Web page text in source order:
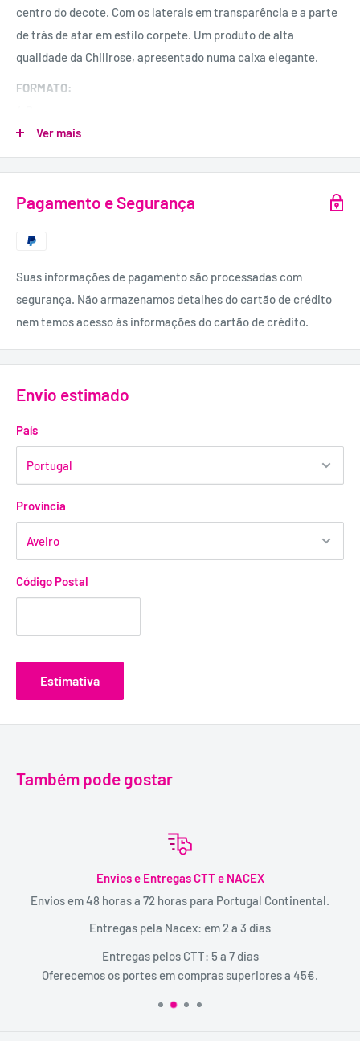
centro do decote. Com os laterais em transparência e a parte
de trás de atar em estilo corpete. Um produto de alta
qualidade da Chilirose, apresentado numa caixa elegante.
FORMATO:
Inclui:Corpete, Tanga, luvas e venda.
Ver mais
Pagamento e Segurança
Suas informações de pagamento são processadas com
segurança. Não armazenamos detalhes do cartão de crédito
nem temos acesso às informações do cartão de crédito.
Envio estimado
País
Província
Código Postal
Estimativa
Também pode gostar
Envios e Entregas CTT e NACEX
Envios em 48 horas a 72 horas para Portugal Continental.
Entregas pela Nacex: em 2 a 3 dias
Entregas pelos CTT: 5 a 7 dias
Oferecemos os portes em compras superiores a 45€.